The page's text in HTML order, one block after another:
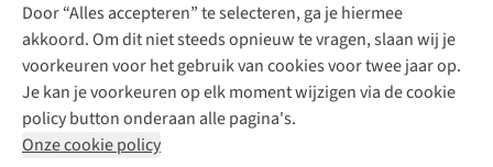
Door “Alles accepteren” te selecteren, ga je hiermee
akkoord. Om dit niet steeds opnieuw te vragen, slaan wij je
voorkeuren voor het gebruik van cookies voor twee jaar op.
Je kan je voorkeuren op elk moment wijzigen via de cookie
policy button onderaan alle pagina's.
Onze cookie policy
Disclaimer Privacy Policy
Algemene voorwaarden
Cookie Policy